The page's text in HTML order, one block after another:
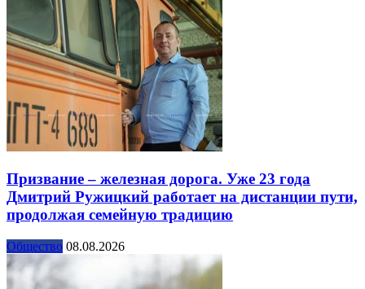
Призвание – железная дорога. Уже 23 года
Дмитрий Ружицкий работает на дистанции пути,
продолжая семейную традицию
Общество 08.08.2026